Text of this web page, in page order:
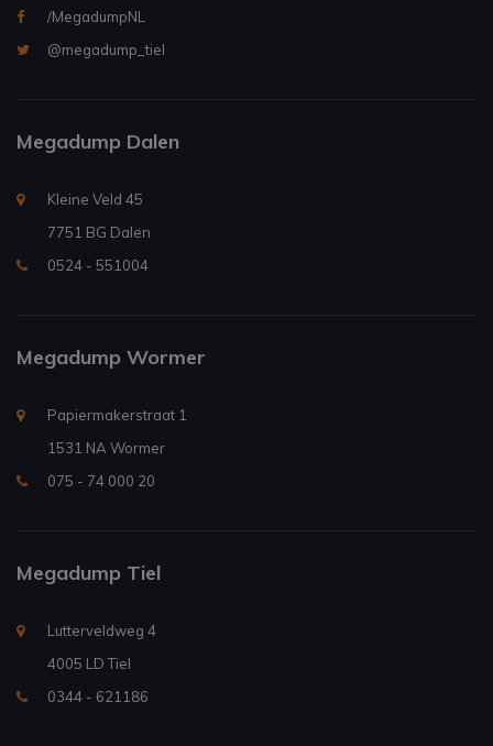
/MegadumpNL
@megadump_tiel
Megadump Dalen
Kleine Veld 45
7751 BG Dalen
0524 - 551004
Megadump Wormer
Papiermakerstraat 1
1531 NA Wormer
075 - 74 000 20
Megadump Tiel
Lutterveldweg 4
4005 LD Tiel
0344 - 621186